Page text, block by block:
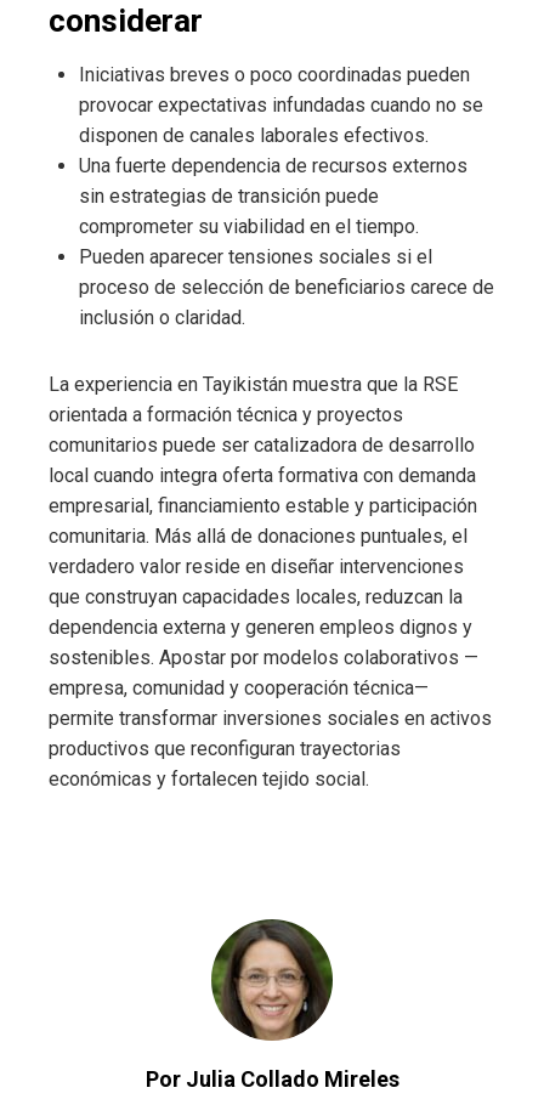
considerar
Iniciativas breves o poco coordinadas pueden
provocar expectativas infundadas cuando no se
disponen de canales laborales efectivos.
Una fuerte dependencia de recursos externos
sin estrategias de transición puede
comprometer su viabilidad en el tiempo.
Pueden aparecer tensiones sociales si el
proceso de selección de beneficiarios carece de
inclusión o claridad.
La experiencia en Tayikistán muestra que la RSE
orientada a formación técnica y proyectos
comunitarios puede ser catalizadora de desarrollo
local cuando integra oferta formativa con demanda
empresarial, financiamiento estable y participación
comunitaria. Más allá de donaciones puntuales, el
verdadero valor reside en diseñar intervenciones
que construyan capacidades locales, reduzcan la
dependencia externa y generen empleos dignos y
sostenibles. Apostar por modelos colaborativos —
empresa, comunidad y cooperación técnica—
permite transformar inversiones sociales en activos
productivos que reconfiguran trayectorias
económicas y fortalecen tejido social.
Por Julia Collado Mireles